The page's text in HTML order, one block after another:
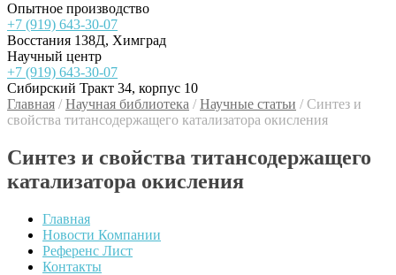
Опытное производство
+7 (919) 643-30-07
Восстания 138Д, Химград
Научный центр
+7 (919) 643-30-07
Сибирский Тракт 34, корпус 10
Главная / Научная библиотека / Научные статьи /Синтез и
свойства титансодержащего катализатора окисления
Синтез и свойства титансодержащего
катализатора окисления
Главная
Новости Компании
Референс Лист
Контакты